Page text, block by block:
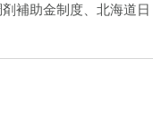
補助金制度、北海道日